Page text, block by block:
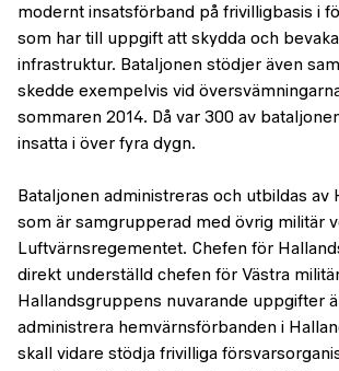
modernt insatsförband på frivilligbasis i
som har till uppgift att skydda och
infrastruktur. Bataljonen stödjer även
skedde exempelvis vid
sommaren 2014. Då var 300 av
insatta i över fyra dygn.
Bataljonen administreras och utbildas av
som är samgrupperad med övrig militär
Luftvärnsregementet. Chefen för
direkt underställd chefen för Västra
Hallandsgruppens nuvarande uppgifter
administrera hemvärnsförbanden i
skall vidare stödja frivilliga